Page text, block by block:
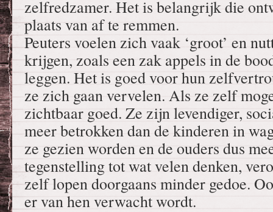
zelfredzamer. Het is belangrijk die
plaats van af te remmen.
Peuters voelen zich vaak ‘groot’ en
krijgen, zoals een zak appels in de
leggen. Het is goed voor hun
ze zich gaan vervelen. Als ze zelf
zichtbaar goed. Ze zijn levendiger,
meer betrokken dan de kinderen in
ze gezien worden en de ouders dus
tegenstelling tot wat velen denken,
zelf lopen doorgaans minder gedoe.
er van hen verwacht wordt.